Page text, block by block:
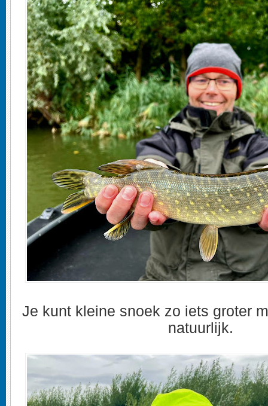
Je kunt kleine snoek zo iets groter
natuurlijk.